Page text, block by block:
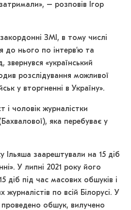
– розповів Ігор
ЗМІ, в тому числі
до нього по інтерв’ю та
звернувся «український
розслідування можливої
у вторгненні в Україну».
і чоловік журналістки
яка перебуває у
Ільяша заарештували на 15 діб
У липні 2021 року його
діб під час масових обшуків і
по всій Білорусі. У
проведено обшук, вилучено